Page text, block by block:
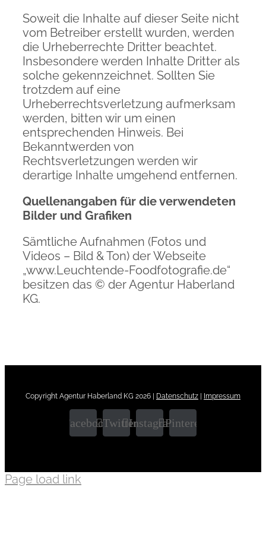
Soweit die Inhalte auf dieser Seite nicht
vom Betreiber erstellt wurden, werden
die Urheberrechte Dritter beachtet.
Insbesondere werden Inhalte Dritter als
solche gekennzeichnet. Sollten Sie
trotzdem auf eine
Urheberrechtsverletzung aufmerksam
werden, bitten wir um einen
entsprechenden Hinweis. Bei
Bekanntwerden von
Rechtsverletzungen werden wir
derartige Inhalte umgehend entfernen.
Quellenangaben für die verwendeten
Bilder und Grafiken
Sämtliche Aufnahmen (Fotos und
Videos – Bild & Ton) der Webseite
„www.Leuchtende-Foodfotografie.de“
besitzen das © der Agentur Haberland
KG.
Copyright Agentur Haberland KG 2026 | Datenschutz Impressum
FacebookTwitterInstagramPinterest
Page load link